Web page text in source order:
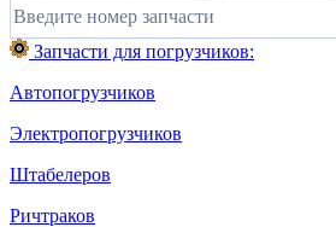
Запчасти для погрузчиков:
Автопогрузчиков
Электропогрузчиков
Штабелеров
Ричтраков